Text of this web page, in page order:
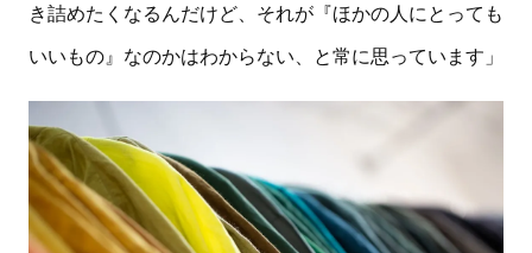
き詰めたくなるんだけど、それが『ほかの人にとっても
いいもの』なのかはわからない、と常に思っています」